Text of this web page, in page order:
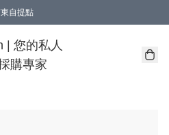
自提點
| 您的私人
購專家